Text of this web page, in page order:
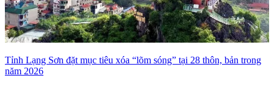
Tỉnh Lạng Sơn đặt mục tiêu xóa “lõm sóng” tại 28 thôn, bản trong
năm 2026